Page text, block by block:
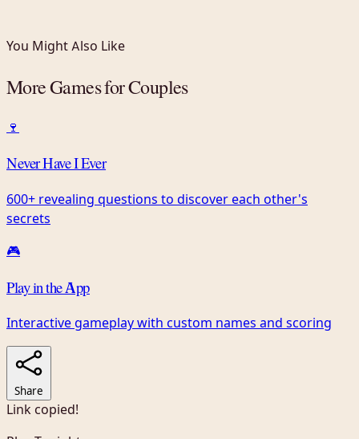
You Might Also Like
More Games for Couples
🍷
Never Have I Ever
600+ revealing questions to discover each other's
secrets
🎮
Play in the App
Interactive gameplay with custom names and scoring
Share
Link copied!